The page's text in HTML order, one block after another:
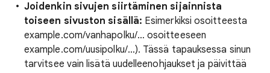
Joidenkin sivujen siirtäminen sijainnista
toiseen sivuston sisällä: Esimerkiksi osoitteesta
example.com/vanhapolku/… osoitteeseen
example.com/uusipolku/…). Tässä tapauksessa sinun
tarvitsee vain lisätä uudelleenohjaukset ja päivittää